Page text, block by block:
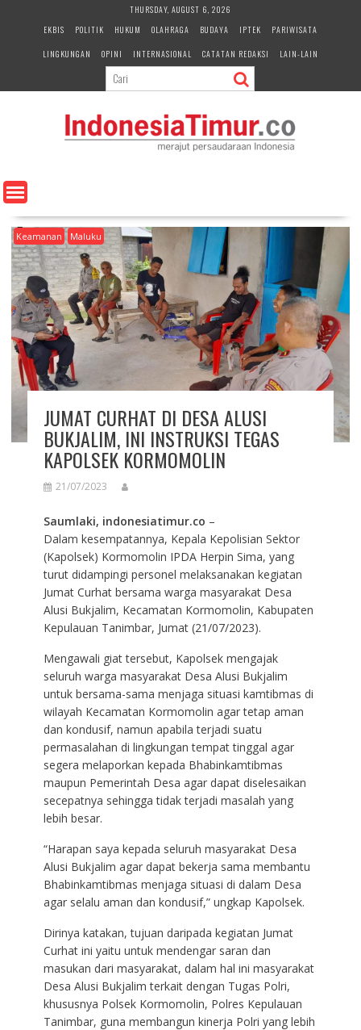
e
n
THURSDAY, AUGUST 6, 2026
EKBIS
POLITIK HUKUM OLAHRAGA BUDAYA IPTEK
PARIWISATA
LINGKUNGAN
OPINI INTERNASIONAL CATATAN REDAKSI LAIN-LAIN
Keamanan Maluku
JUMAT CURHAT DI DESA ALUSI
BUKJALIM, INI INSTRUKSI TEGAS
KAPOLSEK KORMOMOLIN
21/07/2023
Saumlaki, indonesiatimur.co –
Dalam kesempatannya, Kepala Kepolisian Sektor
(Kapolsek) Kormomolin IPDA Herpin Sima, yang
turut didampingi personel melaksanakan kegiatan
Jumat Curhat bersama warga masyarakat Desa
Alusi Bukjalim, Kecamatan Kormomolin, Kabupaten
Kepulauan Tanimbar, Jumat (21/07/2023).
Mengawali giat tersebut, Kapolsek mengajak
seluruh warga masyarakat Desa Alusi Bukjalim
untuk bersama-sama menjaga situasi kamtibmas di
wilayah Kecamatan Kormomolin agar tetap aman
dan kondusif, namun apabila terjadi suatu
permasalahan di lingkungan tempat tinggal agar
segera melaporkan kepada Bhabinkamtibmas
maupun Pemerintah Desa agar dapat diselesaikan
secepatnya sehingga tidak terjadi masalah yang
lebih besar.
“Harapan saya kepada seluruh masyarakat Desa
Alusi Bukjalim agar dapat bekerja sama membantu
Bhabinkamtibmas menjaga situasi di dalam Desa
agar selalu aman dan kondusif,” ungkap Kapolsek.
Dirinya katakan, tujuan daripada kegiatan Jumat
Curhat ini yaitu untuk mendengar saran dan
masukan dari masyarakat, dalam hal ini masyarakat
Desa Alusi Bukjalim terkait dengan Tugas Polri,
khususnya Polsek Kormomolin, Polres Kepulauan
Tanimbar, guna membangun kinerja Polri yang lebih